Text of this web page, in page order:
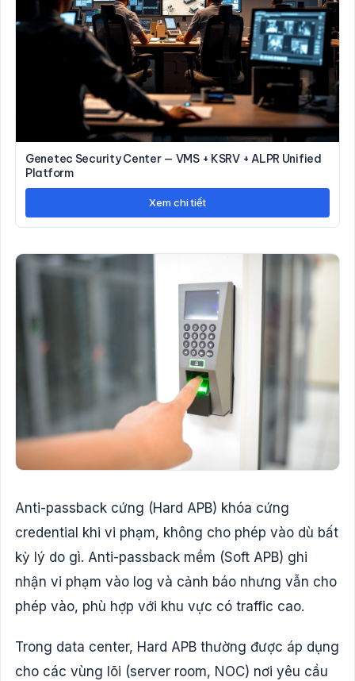
Genetec Security Center — VMS + KSRV + ALPR Unified
Platform
Xem chi tiết
Anti-passback cứng (Hard APB) khóa cứng
credential khi vi phạm, không cho phép vào dù bất
kỳ lý do gì. Anti-passback mềm (Soft APB) ghi
nhận vi phạm vào log và cảnh báo nhưng vẫn cho
phép vào, phù hợp với khu vực có traffic cao.
Trong data center, Hard APB thường được áp dụng
cho các vùng lõi (server room, NOC) nơi yêu cầu